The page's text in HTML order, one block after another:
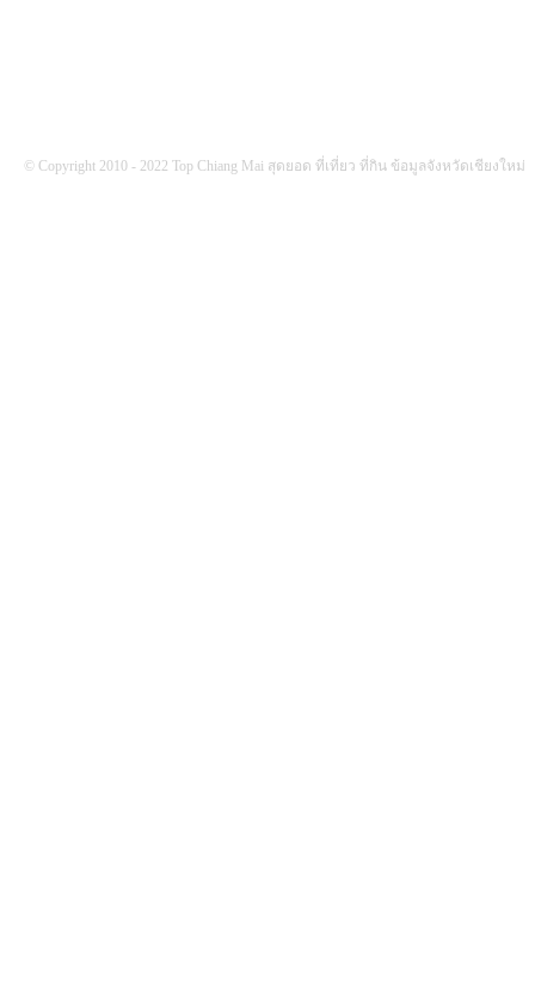
© Copyright 2010 - 2022 Top Chiang Mai สุดยอด ที่เที่ยว ที่กิน ข้อมูลจังหวัดเชียงใหม่